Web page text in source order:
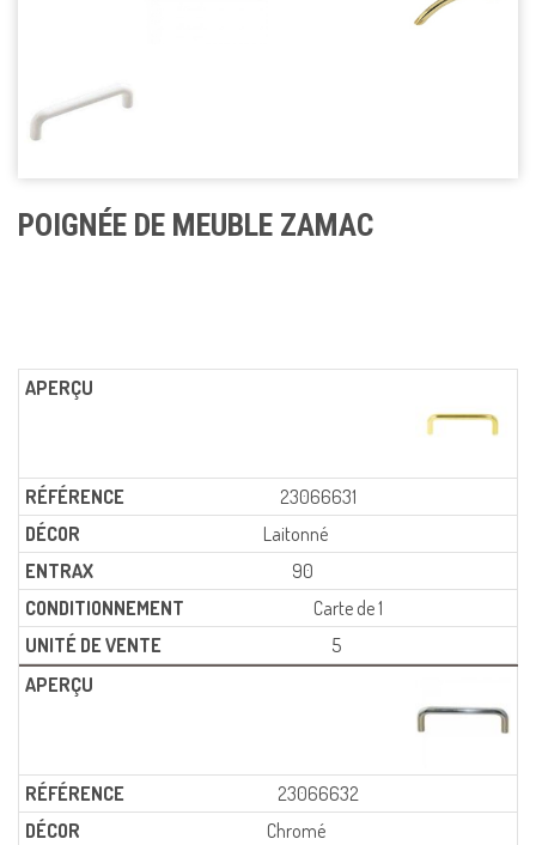
POIGNÉE DE MEUBLE ZAMAC
23066631
Laitonné
90
Carte de 1
5
23066632
Chromé